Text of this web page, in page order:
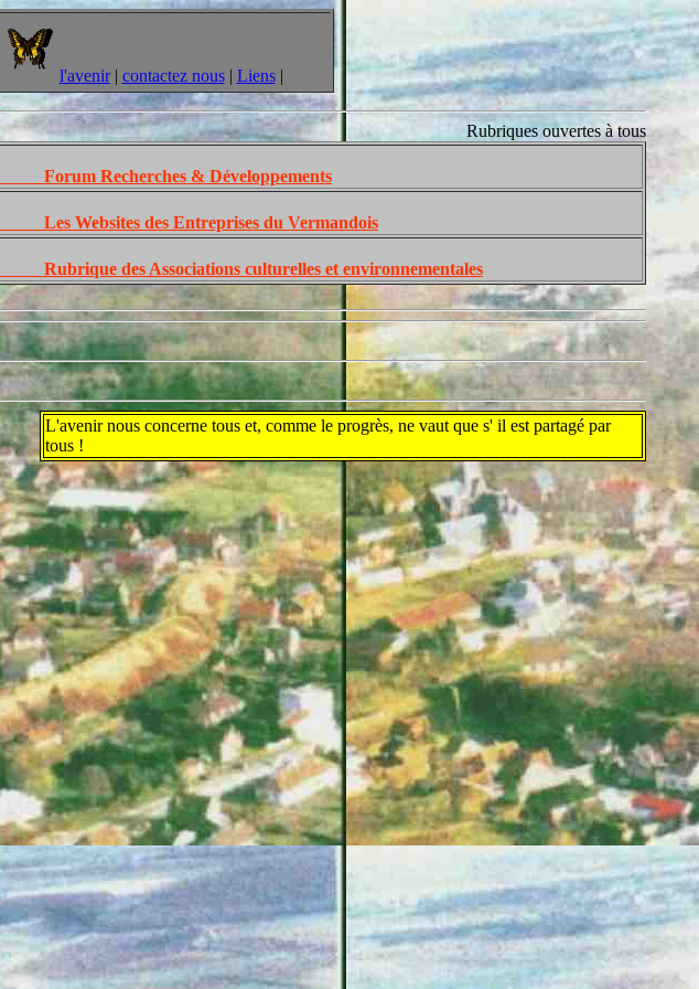
l'avenir | contactez nous | Liens |
Rubriques ouvertes à tous
Forum Recherches & Développements
Les Websites des Entreprises du Vermandois
Rubrique des Associations culturelles et environnementales
L'avenir nous concerne tous et, comme le progrès, ne vaut que s' il est partagé par
tous !